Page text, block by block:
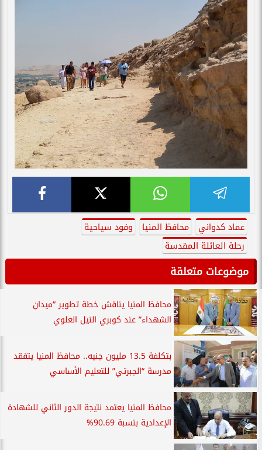
عماد كدواني محافظ المنيا
وفود سياحية
رحلة العائلة المقدسة
موضوعات متعلقة
محافظ المنيا يناقش خطة تطوير “ميدان
الشهداء” عند كوبري النيل العلوي
بتكلفة 13.5 مليون جنيه.. محافظ المنيا يتفقد
مدرسة “الجبرتي” للتعليم الأساسي
محافظ المنيا يعتمد نتيجة الدور الثاني للشهادة
الإعدادية بنسبة 90.69%